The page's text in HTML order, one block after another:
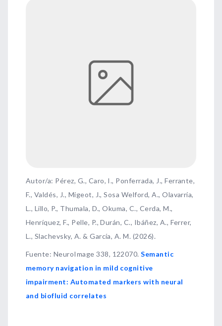
Autor/a: Pérez, G., Caro, I., Ponferrada, J., Ferrante,
F., Valdés, J., Migeot, J., Sosa Welford, A., Olavarría,
L., Lillo, P., Thumala, D., Okuma, C., Cerda, M.,
Henríquez, F., Pelle, P., Durán, C., Ibáñez, A., Ferrer,
L., Slachevsky, A. & García, A. M. (2026).
Fuente: NeuroImage 338, 122070. Semantic
memory navigation in mild cognitive
impairment: Automated markers with neural
and biofluid correlates